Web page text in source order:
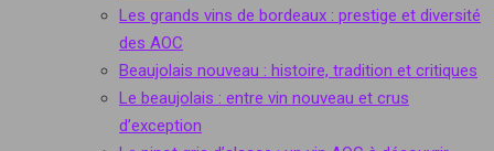
Les grands vins de bordeaux : prestige et diversité
des AOC
Beaujolais nouveau : histoire, tradition et critiques
Le beaujolais : entre vin nouveau et crus
d’exception